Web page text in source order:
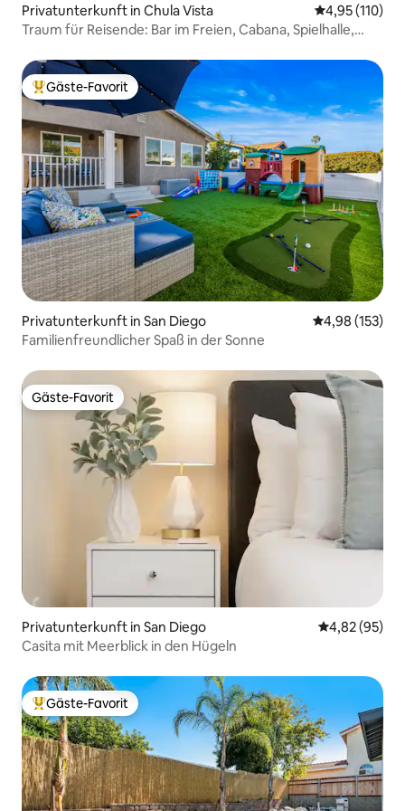
Privatunterkunft in Chula Vista
4,95 (110)
Traum für Reisende: Bar im Freien, Cabana, Spielhalle,
Beliebter Gäste-Favorit.
Gäste-Favorit
Privatunterkunft in San Diego
4,98 (153)
Familienfreundlicher Spaß in der Sonne
Gäste-Favorit
Gäste-Favorit
Privatunterkunft in San Diego
4,82 (95)
Casita mit Meerblick in den Hügeln
Beliebter Gäste-Favorit.
Gäste-Favorit